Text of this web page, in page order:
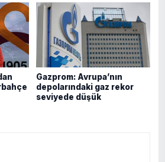
Gazprom: Avrupa’nın
depolarındaki gaz rekor
seviyede düşük